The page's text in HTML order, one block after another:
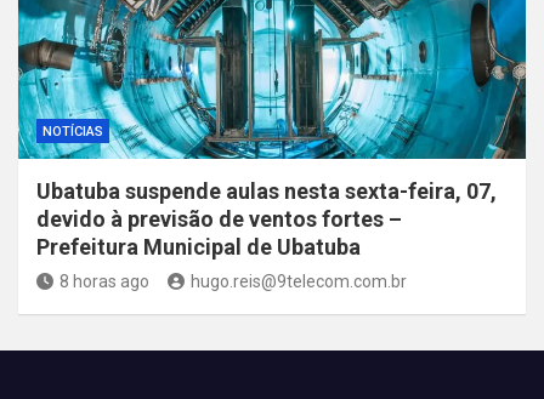
NOTÍCIAS
Ubatuba suspende aulas nesta sexta-feira, 07,
devido à previsão de ventos fortes –
Prefeitura Municipal de Ubatuba
8 horas ago hugo.reis@9telecom.com.br